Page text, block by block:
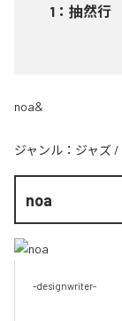
1 ： 抽然行
noa&
ジャンル： ジャズ /
noa
-designwriter-